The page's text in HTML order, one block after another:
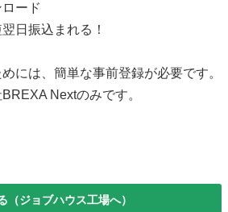
ード
日振込まれる！
には、簡単な事前登録が必要です。
Nextのみです。
（ジョブハウス工場へ）